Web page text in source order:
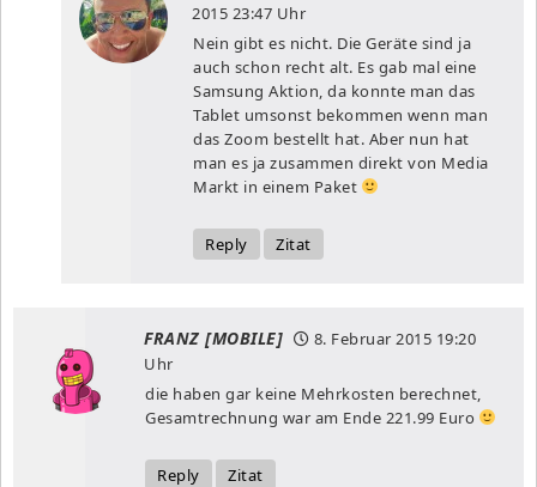
2015 23:47 Uhr
Nein gibt es nicht. Die Geräte sind ja
auch schon recht alt. Es gab mal eine
Samsung Aktion, da konnte man das
Tablet umsonst bekommen wenn man
das Zoom bestellt hat. Aber nun hat
man es ja zusammen direkt von Media
Markt in einem Paket
Reply Zitat
FRANZ [MOBILE] 8. Februar 2015 19:20
Uhr
die haben gar keine Mehrkosten berechnet,
Gesamtrechnung war am Ende 221.99 Euro
Reply Zitat